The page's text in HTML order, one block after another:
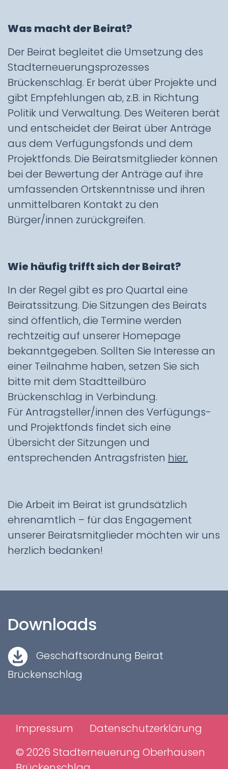
Was macht der Beirat?
Der Beirat begleitet die Umsetzung des
Stadterneuerungsprozesses
Brückenschlag. Er berät über Projekte und
gibt Empfehlungen ab, z.B. in Richtung
Politik und Verwaltung. Des Weiteren berät
und entscheidet der Beirat über Anträge
aus dem Verfügungsfonds und dem
Projektfonds. Die Beiratsmitglieder können
bei der Bewertung der Anträge auf ihre
umfassenden Ortskenntnisse und ihren
unmittelbaren Kontakt zu den
Bürger/innen zurückgreifen.
Wie häufig trifft sich der Beirat?
In der Regel gibt es pro Quartal eine
Beiratssitzung. Die Sitzungen des Beirats
sind öffentlich, die Termine werden
rechtzeitig auf unserer Homepage
bekanntgegeben. Sollten Sie Interesse an
einer Teilnahme haben, setzen Sie sich
bitte mit dem Stadtteilbüro
Brückenschlag in Verbindung.
Für Antragsteller/innen des Verfügungs-
und Projektfonds findet sich eine
Übersicht der Sitzungen und
entsprechenden Antragsfristen hier.
Die Arbeit im Beirat ist grundsätzlich
ehrenamtlich – für das Engagement
unserer Beiratsmitglieder möchten wir uns
herzlich bedanken!
Downloads
Geschäftsordnung Beirat
Brückenschlag
Impressum
Datenschutzerklärung
© 2026 Stadterneuerung Oberhausen